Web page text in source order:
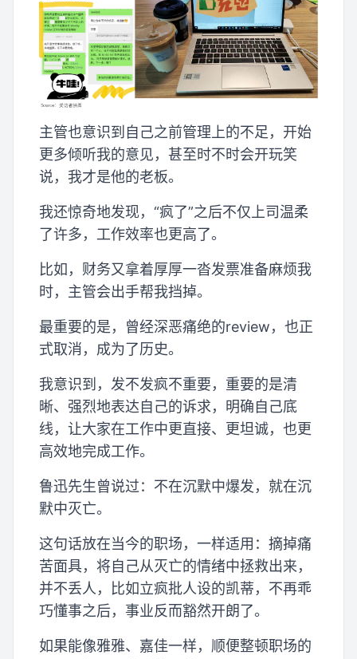
主管也意识到自己之前管理上的不足，开始
更多倾听我的意见，甚至时不时会开玩笑
说，我才是他的老板。
我还惊奇地发现，“疯了”之后不仅上司温柔
了许多，工作效率也更高了。
比如，财务又拿着厚厚一沓发票准备麻烦我
时，主管会出手帮我挡掉。
最重要的是，曾经深恶痛绝的review，也正
式取消，成为了历史。
我意识到，发不发疯不重要，重要的是清
晰、强烈地表达自己的诉求，明确自己底
线，让大家在工作中更直接、更坦诚，也更
高效地完成工作。
鲁迅先生曾说过：不在沉默中爆发，就在沉
默中灭亡。
这句话放在当今的职场，一样适用：摘掉痛
苦面具，将自己从灭亡的情绪中拯救出来，
并不丢人，比如立疯批人设的凯蒂，不再乖
巧懂事之后，事业反而豁然开朗了。
如果能像雅雅、嘉佳一样，顺便整顿职场的